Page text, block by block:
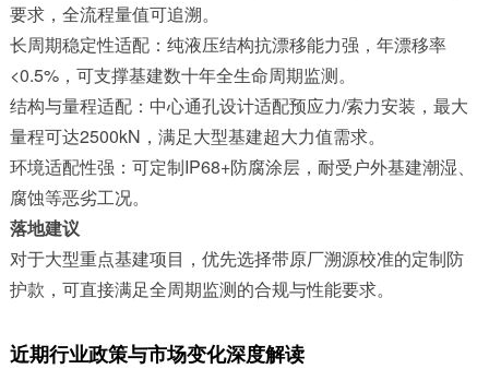
要求，全流程量值可追溯。
‌长周期稳定性适配‌：纯液压结构抗漂移能力强，年漂移率
<0.5%，可支撑基建数十年全生命周期监测。
‌结构与量程适配‌：中心通孔设计适配预应力/索力安装，最大
量程可达2500kN，满足大型基建超大力值需求。
‌环境适配性强‌：可定制IP68+防腐涂层，耐受户外基建潮湿、
腐蚀等恶劣工况。
落地建议
对于大型重点基建项目，优先选择带原厂溯源校准的定制防
护款，可直接满足全周期监测的合规与性能要求。
近期行业政策与市场变化深度解读